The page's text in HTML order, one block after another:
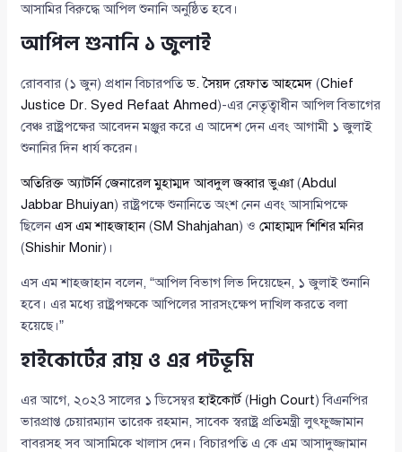
আসামির বিরুদ্ধে আপিল শুনানি অনুষ্ঠিত হবে।
আপিল শুনানি ১ জুলাই
রোববার (১ জুন) প্রধান বিচারপতিড. সৈয়দ রেফাত আহমেদ (Chief
Justice Dr. Syed Refaat Ahmed)-এর নেতৃত্বাধীন আপিল বিভাগের
বেঞ্চ রাষ্ট্রপক্ষের আবেদন মঞ্জুর করে এ আদেশ দেন এবং আগামী ১ জুলাই
শুনানির দিন ধার্য করেন।
অতিরিক্ত অ্যাটর্নি জেনারেল মুহাম্মদ আবদুল জব্বার ভুঞা(Abdul
Jabbar Bhuiyan) রাষ্ট্রপক্ষে শুনানিতে অংশ নেন এবং আসামিপক্ষে
ছিলেনএস এম শাহজাহান(SM Shahjahan) ওমোহাম্মদ শিশির মনির
(Shishir Monir)।
এস এম শাহজাহান বলেন, “আপিল বিভাগ লিভ দিয়েছেন, ১ জুলাই শুনানি
হবে। এর মধ্যে রাষ্ট্রপক্ষকে আপিলের সারসংক্ষেপ দাখিল করতে বলা
হয়েছে।”
হাইকোর্টের রায় ও এর পটভূমি
এর আগে, ২০২3 সালের ১ ডিসেম্বরহাইকোর্ট (High Court) বিএনপির
ভারপ্রাপ্ত চেয়ারম্যান তারেক রহমান, সাবেক স্বরাষ্ট্র প্রতিমন্ত্রী লুৎফুজ্জামান
বাবরসহ সব আসামিকে খালাস দেন। বিচারপতি এ কে এম আসাদুজ্জামান